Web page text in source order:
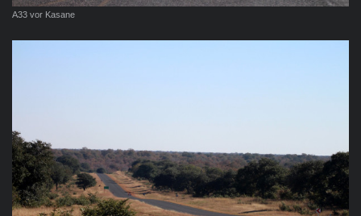
A33 vor Kasane